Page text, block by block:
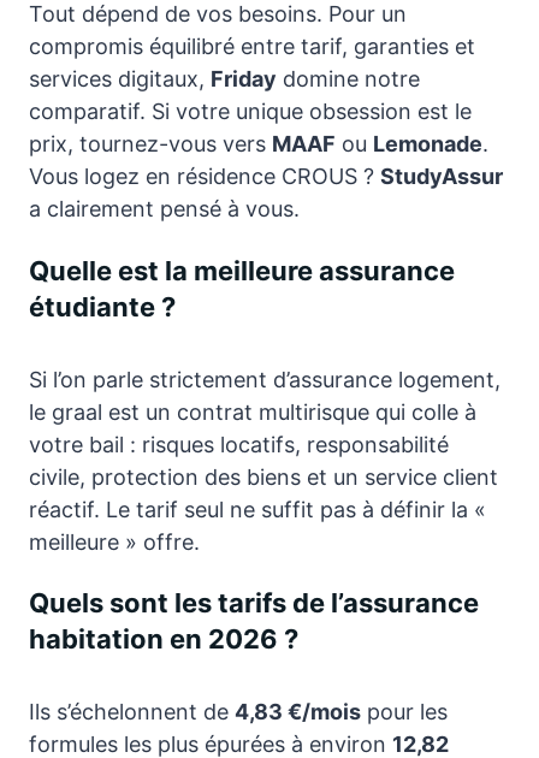
Tout dépend de vos besoins. Pour un
compromis équilibré entre tarif, garanties et
services digitaux, Friday domine notre
comparatif. Si votre unique obsession est le
prix, tournez-vous vers MAAF ou Lemonade.
Vous logez en résidence CROUS ? StudyAssur
a clairement pensé à vous.
Quelle est la meilleure assurance
étudiante ?
Si l’on parle strictement d’assurance logement,
le graal est un contrat multirisque qui colle à
votre bail : risques locatifs, responsabilité
civile, protection des biens et un service client
réactif. Le tarif seul ne suffit pas à définir la «
meilleure » offre.
Quels sont les tarifs de l’assurance
habitation en 2026 ?
Ils s’échelonnent de 4,83 €/mois pour les
formules les plus épurées à environ 12,82